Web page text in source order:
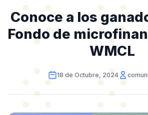
Conoce a los
Fondo de
WMCL
18 de Octubre, 2024